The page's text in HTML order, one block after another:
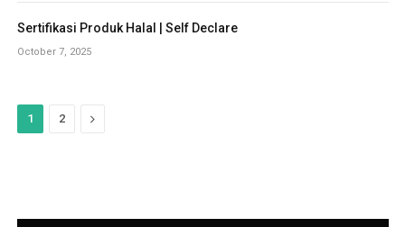
Sertifikasi Produk Halal | Self Declare
October 7, 2025
1 2
N